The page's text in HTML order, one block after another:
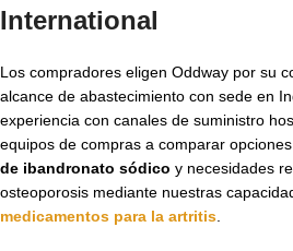
International
Los compradores eligen Oddway por su
alcance de abastecimiento con sede en
experiencia con canales de suministro
equipos de compras a comparar
de ibandronato sódico y necesidades
osteoporosis mediante nuestras
medicamentos para la artritis